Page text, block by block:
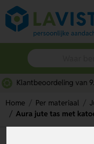
Home Per materiaal
Aura jute tas met